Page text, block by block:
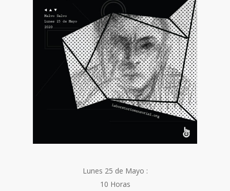
Lunes 25 de Mayo :
10 Horas